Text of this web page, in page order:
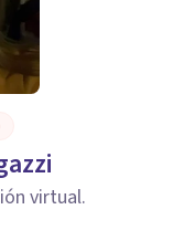
virtual.